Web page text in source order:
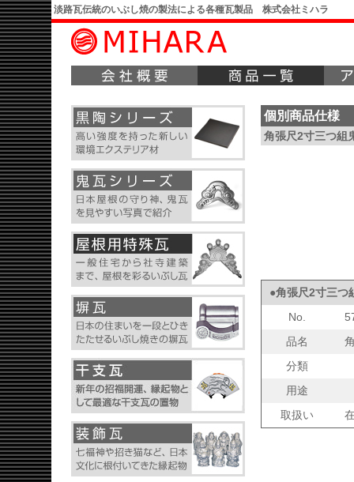
淡路瓦伝統のいぶし焼の製法による各種瓦製品 株式会社ミハラ
個別商品仕様
角張尺2寸三つ組
●角張尺2寸三つ
No.
品名
分類
用途
取扱い